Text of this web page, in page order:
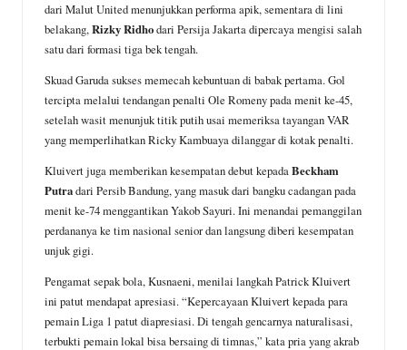
dari Malut United menunjukkan performa apik, sementara di lini
belakang,Rizky Ridhodari Persija Jakarta dipercaya mengisi salah
satu dari formasi tiga bek tengah.
Skuad Garuda sukses memecah kebuntuan di babak pertama. Gol
tercipta melalui tendangan penalti Ole Romeny pada menit ke-45,
setelah wasit menunjuk titik putih usai memeriksa tayangan VAR
yang memperlihatkan Ricky Kambuaya dilanggar di kotak penalti.
Kluivert juga memberikan kesempatan debut kepadaBeckham
Putradari Persib Bandung, yang masuk dari bangku cadangan pada
menit ke-74 menggantikan Yakob Sayuri. Ini menandai pemanggilan
perdananya ke tim nasional senior dan langsung diberi kesempatan
unjuk gigi.
Pengamat sepak bola, Kusnaeni, menilai langkah Patrick Kluivert
ini patut mendapat apresiasi. “Kepercayaan Kluivert kepada para
pemain Liga 1 patut diapresiasi. Di tengah gencarnya naturalisasi,
terbukti pemain lokal bisa bersaing di timnas,” kata pria yang akrab